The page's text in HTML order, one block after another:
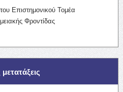
Επιστημονικού Τομέα
Φροντίδας